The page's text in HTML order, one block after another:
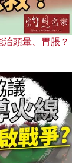
頭暈、胃脹？